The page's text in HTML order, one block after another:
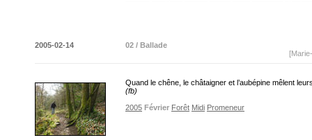
2005-02-14
02 / Ballade
Quand le chêne, le châtaigner et l’aubépine mêlent
(fb)
2005 Février Forêt Midi Promeneur